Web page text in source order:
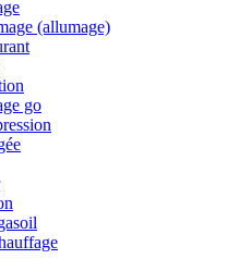
(allumage)
go